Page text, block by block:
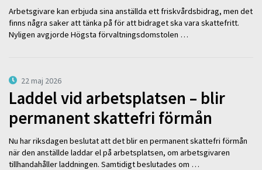
Arbetsgivare kan erbjuda sina anställda ett friskvårdsbidrag, men det
finns några saker att tänka på för att bidraget ska vara skattefritt.
Nyligen avgjorde Högsta förvaltningsdomstolen …
22 maj 2026
Laddel vid arbetsplatsen – blir
permanent skattefri förmån
Nu har riksdagen beslutat att det blir en permanent skattefri förmån
när den anställde laddar el på arbetsplatsen, om arbetsgivaren
tillhandahåller laddningen. Samtidigt beslutades om …